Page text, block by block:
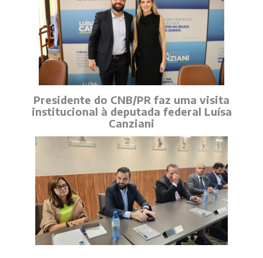
Presidente do CNB/PR faz uma visita
institucional à deputada federal Luísa
Canziani